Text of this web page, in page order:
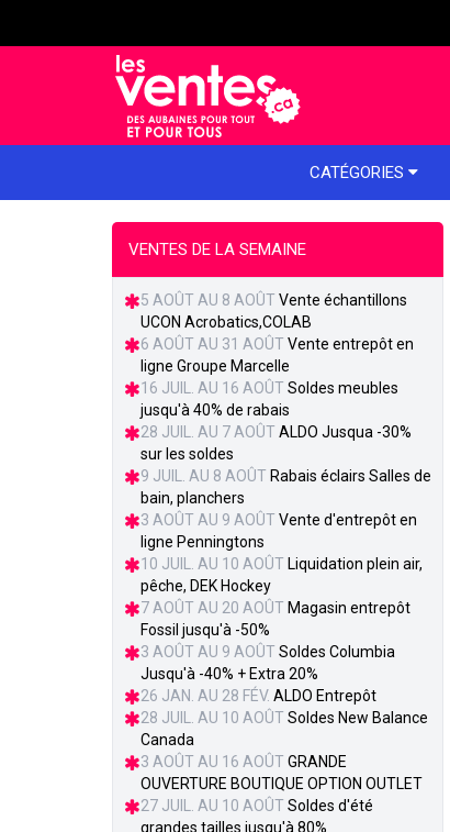
CATÉGORIES
VENTES DE LA SEMAINE
5 AOÛT AU 8 AOÛT Vente échantillons
UCON Acrobatics,COLAB
6 AOÛT AU 31 AOÛT Vente entrepôt en
ligne Groupe Marcelle
16 JUIL. AU 16 AOÛT Soldes meubles
jusqu'à 40% de rabais
28 JUIL. AU 7 AOÛT ALDO Jusqua -30%
sur les soldes
9 JUIL. AU 8 AOÛT Rabais éclairs Salles de
bain, planchers
3 AOÛT AU 9 AOÛT Vente d'entrepôt en
ligne Penningtons
10 JUIL. AU 10 AOÛT Liquidation plein air,
pêche, DEK Hockey
7 AOÛT AU 20 AOÛT Magasin entrepôt
Fossil jusqu'à -50%
3 AOÛT AU 9 AOÛT Soldes Columbia
Jusqu'à -40% + Extra 20%
26 JAN. AU 28 FÉV. ALDO Entrepôt
28 JUIL. AU 10 AOÛT Soldes New Balance
Canada
3 AOÛT AU 16 AOÛT GRANDE
OUVERTURE BOUTIQUE OPTION OUTLET
27 JUIL. AU 10 AOÛT Soldes d'été
grandes tailles jusqu'à 80%